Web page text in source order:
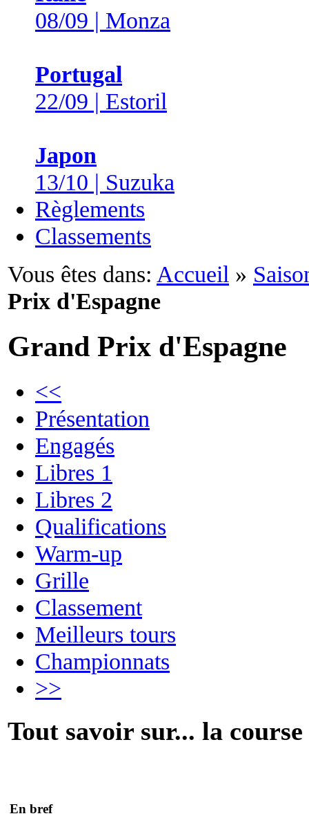
08/09 | Monza
Portugal
22/09 | Estoril
Japon
13/10 | Suzuka
Règlements
Classements
Vous êtes dans: Accueil »
Prix d'Espagne
Grand Prix d'Espagne
<<
Présentation
Engagés
Libres 1
Libres 2
Qualifications
Warm-up
Grille
Classement
Meilleurs tours
Championnats
>>
Tout savoir sur... la course
En bref